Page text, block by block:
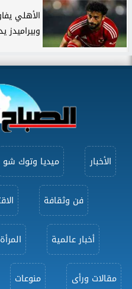
الأهلي
وبيراميدز
الأخبار ميديا وتوك شو
فن وثقافة
أخبار عالمية
مقالات ورأى منوعات